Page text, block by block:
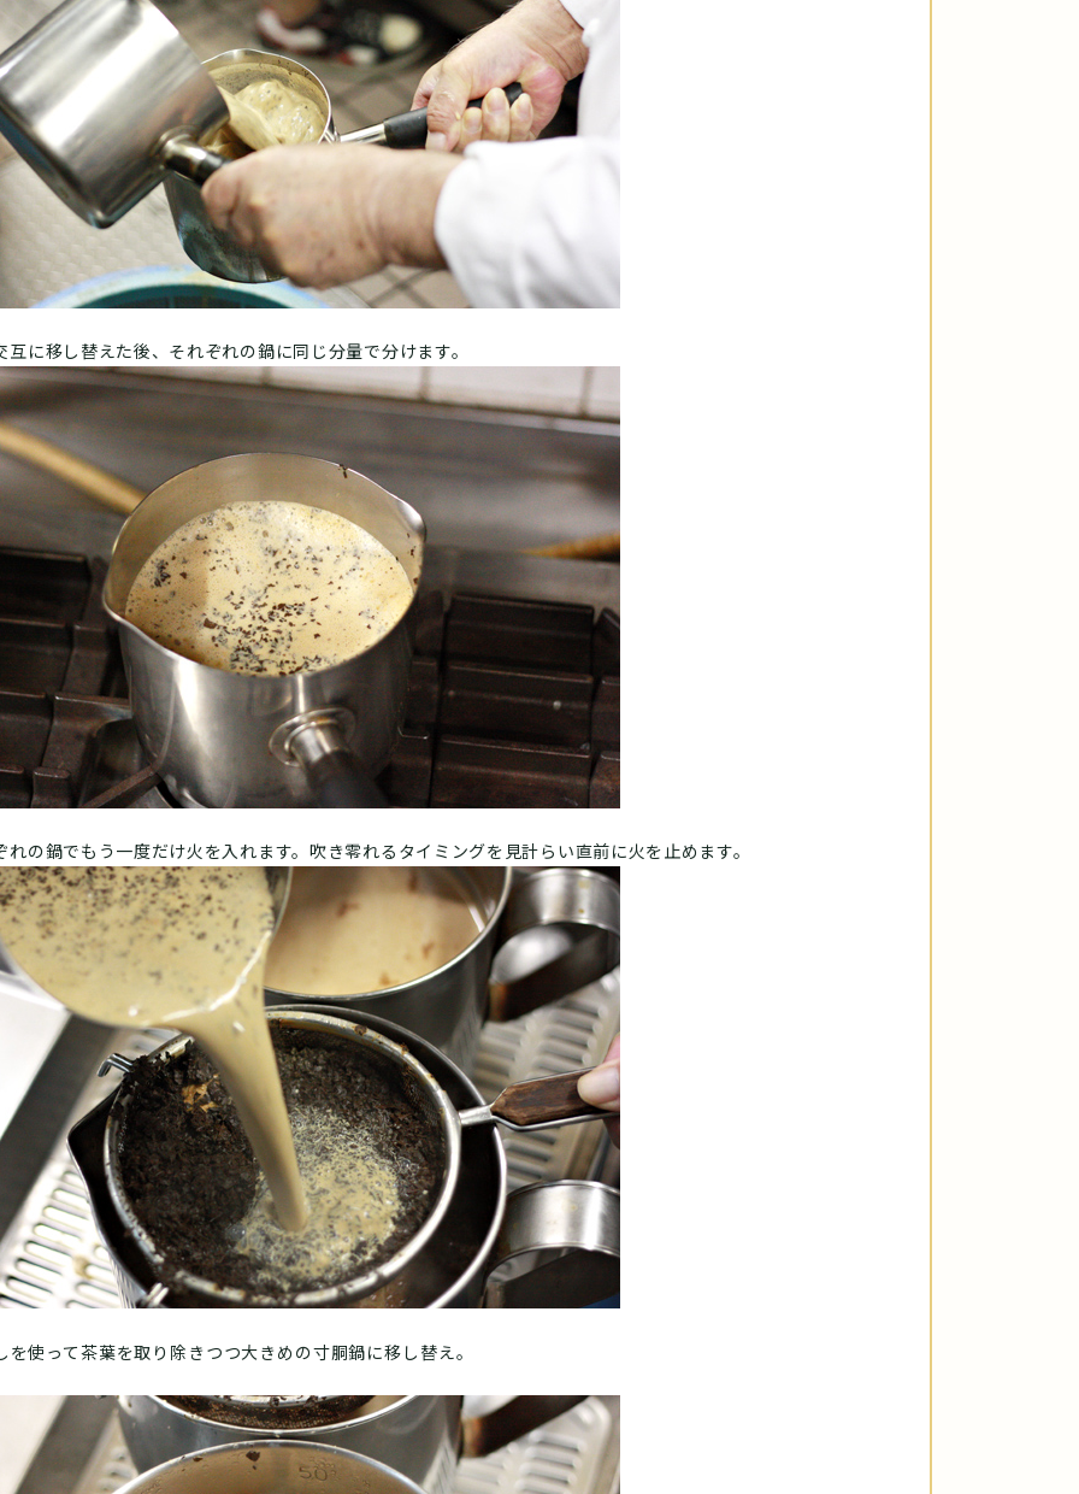
互に移し替えた後、それぞれの鍋に同じ分量で分けます。
れの鍋でもう一度だけ火を入れます。吹き零れるタイミングを見計らい直前に火を止めます。
を使って茶葉を取り除きつつ大きめの寸胴鍋に移し替え。